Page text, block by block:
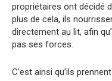
propriétaires ont décidé
plus de cela, ils
directement au lit, afin
pas ses forces.
C’est ainsi qu’ils